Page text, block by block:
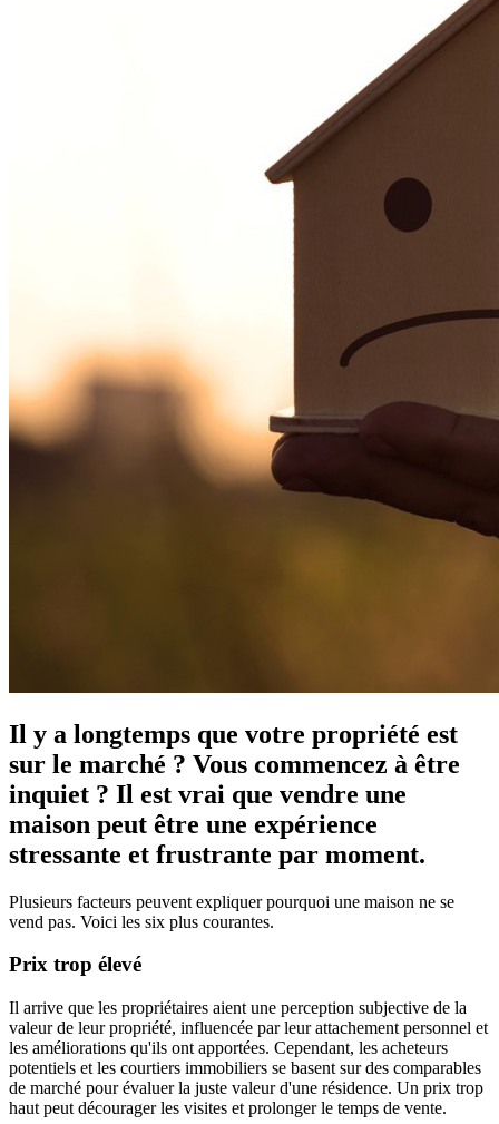
Il y a longtemps que votre propriété est
sur le marché ? Vous commencez à être
inquiet ? Il est vrai que vendre une
maison peut être une expérience
stressante et frustrante par moment.
Plusieurs facteurs peuvent expliquer pourquoi une maison ne se
vend pas. Voici les six plus courantes.
Prix trop élevé
Il arrive que les propriétaires aient une perception subjective de la
valeur de leur propriété, influencée par leur attachement personnel et
les améliorations qu'ils ont apportées. Cependant, les acheteurs
potentiels et les courtiers immobiliers se basent sur des comparables
de marché pour évaluer la juste valeur d'une résidence. Un prix trop
haut peut décourager les visites et prolonger le temps de vente.